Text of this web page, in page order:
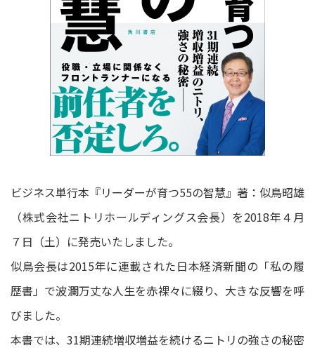
ビジネス単行本『リーダーが育つ55の智慧』著：似鳥昭雄
（株式会社ニトリホールディングス会長）を2018年４月
７日（土）に発売いたしました。
似鳥会長は2015年に連載された日本経済新聞の「私の履
歴書」で波瀾万丈な人生を赤裸々に綴り、大きな反響を呼
びました。
本書では、31期連続増収増益を続けるニトリの強さの秘密